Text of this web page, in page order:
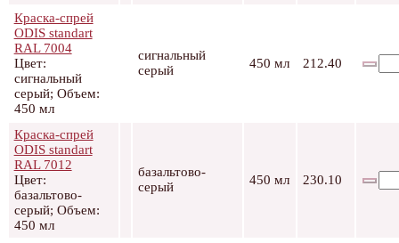
Краска-спрей
ODIS standart
RAL 7004
Цвет:
сигнальный
серый; Объем:
450 мл
сигнальный
серый
450 мл 212.40
Краска-спрей
ODIS standart
RAL 7012
Цвет:
базальтово-
серый; Объем:
450 мл
базальтово-
серый
450 мл 230.10